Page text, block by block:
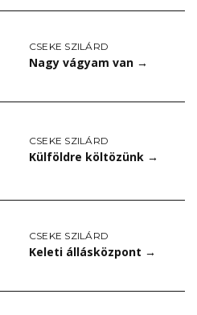
CSEKE SZILÁRD
Nagy vágyam van →
CSEKE SZILÁRD
Külföldre költözünk →
CSEKE SZILÁRD
Keleti állásközpont →